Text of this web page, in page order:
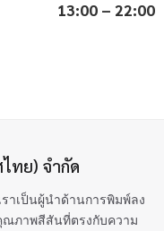
13:00 – 22:00
ทย) จำกัด
ราเป็นผู้นำด้านการพิมพ์ลง
ภาพสีสันที่ตรงกับความ